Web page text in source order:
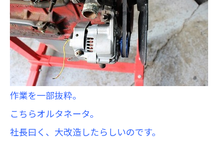
作業を一部抜粋。
こちらオルタネータ。
社長曰く、大改造したらしいのです。